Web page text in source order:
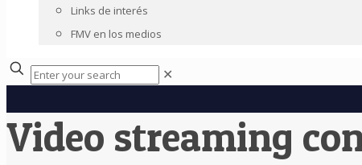
Links de interés
FMV en los medios
✕
Video streaming